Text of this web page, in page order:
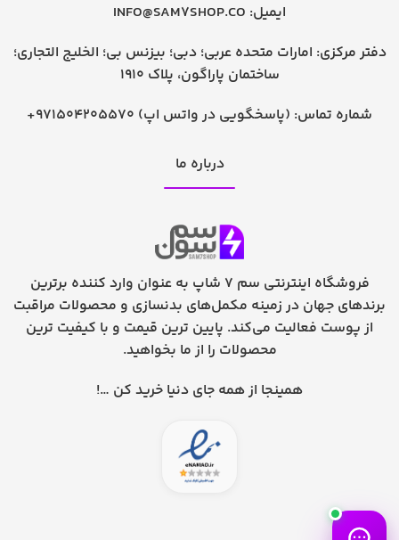
ایمیل: INFO@SAM7SHOP.CO
دفتر مرکزی: امارات متحده عربی؛ دبی؛ بیزنس بی؛ الخلیج التجاری؛
ساختمان پاراگون، پلاک 1910
شماره تماس: +971504205570 (پاسخگویی در واتس اپ)
درباره ما
فروشگاه اینترنتی سم 7 شاپ به عنوان وارد کننده برترین
برندهای جهان در زمینه مکمل‌های بدنسازی و محصولات مراقبت
از پوست فعالیت می‌کند. پایین ترین قیمت و با کیفیت ترین
محصولات را از ما بخواهید.
همینجا از همه جای دنیا خرید کن …!